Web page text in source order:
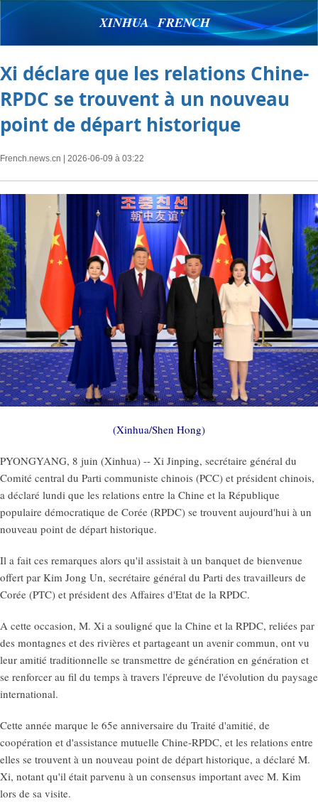
XINHUA FRENCH
Xi déclare que les relations Chine-
RPDC se trouvent à un nouveau
point de départ historique
French.news.cn | 2026-06-09 à 03:22
(Xinhua/Shen Hong)
PYONGYANG, 8 juin (Xinhua) -- Xi Jinping, secrétaire général du
Comité central du Parti communiste chinois (PCC) et président chinois,
a déclaré lundi que les relations entre la Chine et la République
populaire démocratique de Corée (RPDC) se trouvent aujourd'hui à un
nouveau point de départ historique.
Il a fait ces remarques alors qu'il assistait à un banquet de bienvenue
offert par Kim Jong Un, secrétaire général du Parti des travailleurs de
Corée (PTC) et président des Affaires d'Etat de la RPDC.
A cette occasion, M. Xi a souligné que la Chine et la RPDC, reliées par
des montagnes et des rivières et partageant un avenir commun, ont vu
leur amitié traditionnelle se transmettre de génération en génération et
se renforcer au fil du temps à travers l'épreuve de l'évolution du paysage
international.
Cette année marque le 65e anniversaire du Traité d'amitié, de
coopération et d'assistance mutuelle Chine-RPDC, et les relations entre
elles se trouvent à un nouveau point de départ historique, a déclaré M.
Xi, notant qu'il était parvenu à un consensus important avec M. Kim
lors de sa visite.